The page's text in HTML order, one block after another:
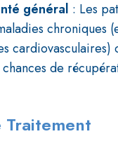
général : Les
chroniques
cardiovasculaires)
de